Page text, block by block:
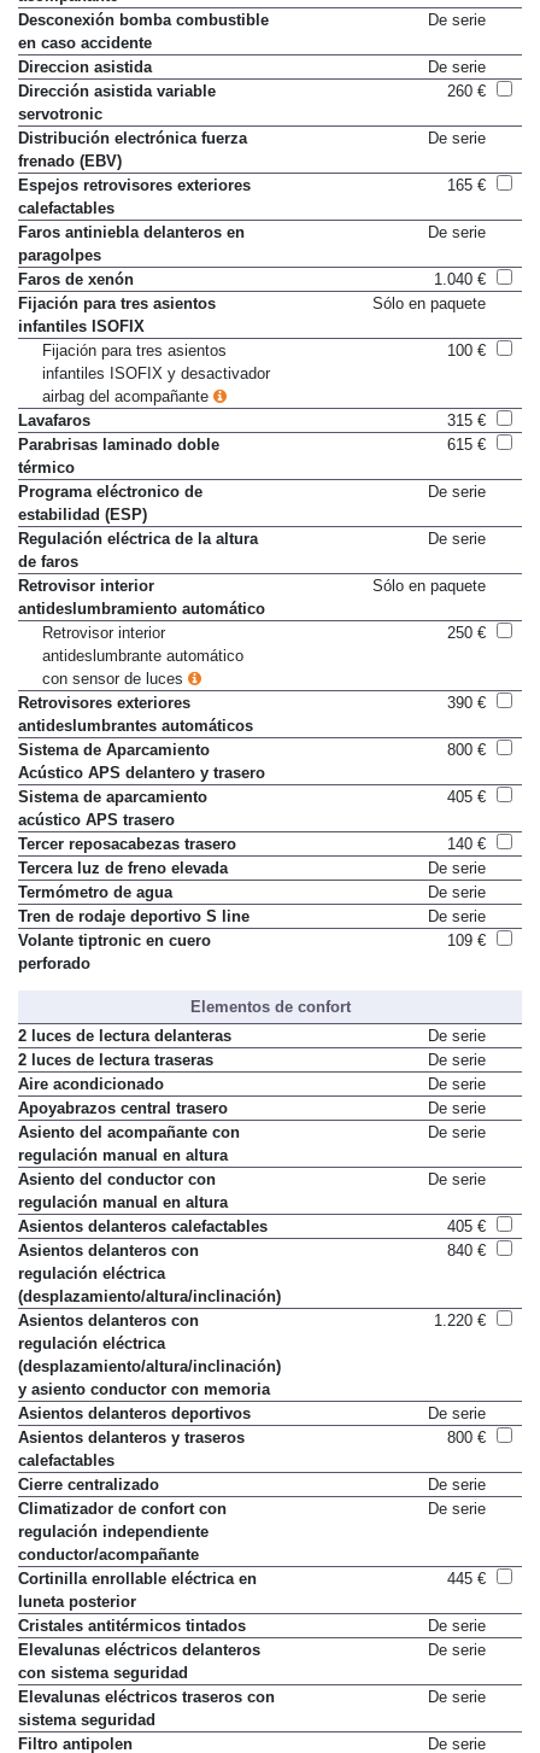
Desconexión bomba combustible
en caso accidente
De serie
Direccion asistida
De serie
Dirección asistida variable
servotronic
260 €
Distribución electrónica fuerza
frenado (EBV)
De serie
Espejos retrovisores exteriores
calefactables
165 €
Faros antiniebla delanteros en
paragolpes
De serie
Faros de xenón
1.040 €
Fijación para tres asientos
infantiles ISOFIX
Sólo en paquete
Fijación para tres asientos
infantiles ISOFIX y desactivador
airbag del acompañante
100 €
Lavafaros
315 €
Parabrisas laminado doble
térmico
615 €
Programa eléctronico de
estabilidad (ESP)
De serie
Regulación eléctrica de la altura
de faros
De serie
Retrovisor interior
antideslumbramiento automático
Sólo en paquete
Retrovisor interior
antideslumbrante automático
con sensor de luces
250 €
Retrovisores exteriores
antideslumbrantes automáticos
390 €
Sistema de Aparcamiento
Acústico APS delantero y trasero
800 €
Sistema de aparcamiento
acústico APS trasero
405 €
Tercer reposacabezas trasero
140 €
Tercera luz de freno elevada
De serie
Termómetro de agua
De serie
Tren de rodaje deportivo S line
De serie
Volante tiptronic en cuero
perforado
109 €
Elementos de confort
2 luces de lectura delanteras
De serie
2 luces de lectura traseras
De serie
Aire acondicionado
De serie
Apoyabrazos central trasero
De serie
Asiento del acompañante con
regulación manual en altura
De serie
Asiento del conductor con
regulación manual en altura
De serie
Asientos delanteros calefactables
405 €
Asientos delanteros con
regulación eléctrica
(desplazamiento/altura/inclinación)
840 €
Asientos delanteros con
regulación eléctrica
(desplazamiento/altura/inclinación)
y asiento conductor con memoria
1.220 €
Asientos delanteros deportivos
De serie
Asientos delanteros y traseros
calefactables
800 €
Cierre centralizado
De serie
Climatizador de confort con
regulación independiente
conductor/acompañante
De serie
Cortinilla enrollable eléctrica en
luneta posterior
445 €
Cristales antitérmicos tintados
De serie
Elevalunas eléctricos delanteros
con sistema seguridad
De serie
Elevalunas eléctricos traseros con
sistema seguridad
De serie
Filtro antipolen De serie